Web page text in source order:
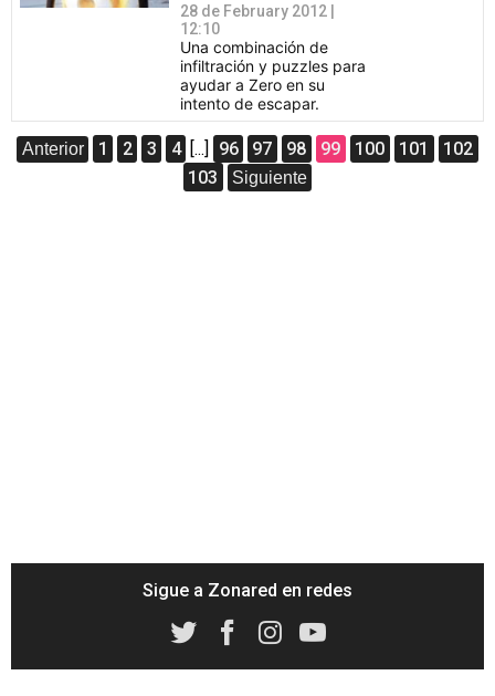
28 de February 2012 |
12:10
Una combinación de
infiltración y puzzles para
ayudar a Zero en su
intento de escapar.
Anterior 1 2 3 4 [...] 96 97 98 99 100 101
102
103
Siguiente
Sigue a Zonared en redes